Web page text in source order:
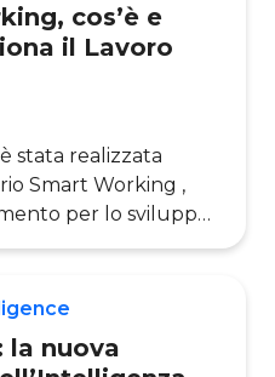
cos’è e
il Lavoro
stata realizzata
Smart Working ,
per lo sviluppo
o Lavoro Agile, è
vantaggi alle
la nuova